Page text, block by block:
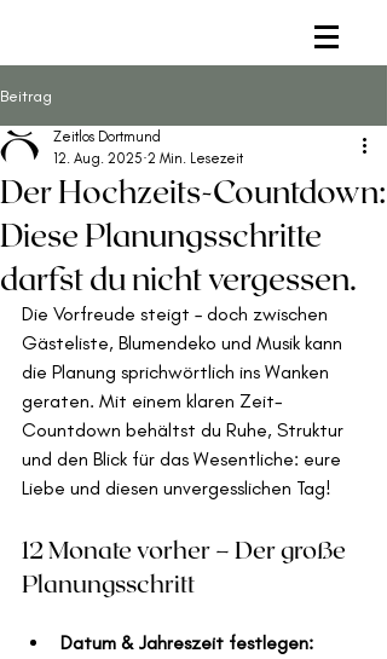
Beitrag
Der Hochzeits-Countdown:
Diese Planungsschritte
darfst du nicht vergessen.
Zeitlos Dortmund
12. Aug. 2025 2 Min. Lesezeit
Die Vorfreude steigt – doch zwischen
Gästeliste, Blumendeko und Musik kann
die Planung sprichwörtlich ins Wanken
geraten. Mit einem klaren Zeit-
Countdown behältst du Ruhe, Struktur
und den Blick für das Wesentliche: eure
Liebe und diesen unvergesslichen Tag!
12 Monate vorher – Der große
Planungsschritt
Datum & Jahreszeit festlegen: